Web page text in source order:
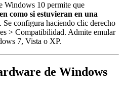
Windows 10 permite que
como si estuvieran en una
. Se configura haciendo clic derecho
> Compatibilidad. Admite emular
7, Vista o XP.
de Windows